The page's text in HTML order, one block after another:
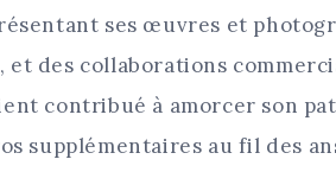
ses œuvres et
et des collaborations
contribué à amorcer son
supplémentaires au fil des